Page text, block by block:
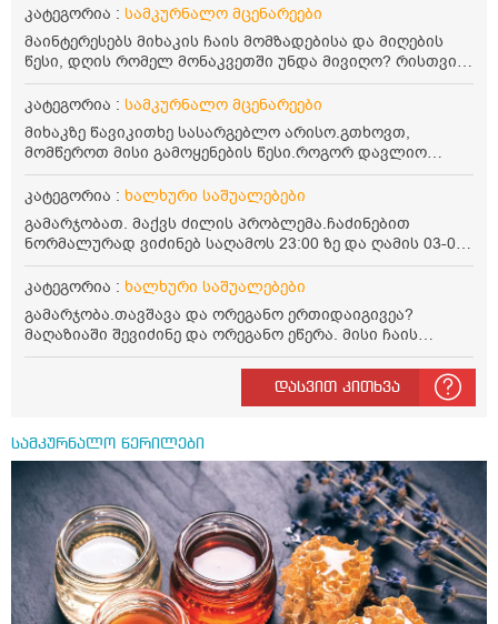
კატეგორია : სამკურნალო მცენარეები
მაინტერესებს მიხაკის ჩაის მომზადებისა და მიღების
წესი, დღის რომელ მონაკვეთში უნდა მივიღო? რისთვის
არის სასარგებლო და უკუჩვენება თუ აქვს
კატეგორია : სამკურნალო მცენარეები
მიხაკზე წავიკითხე სასარგებლო არისო.გთხოვთ,
მომწეროთ მისი გამოყენების წესი.როგორ დავლიო
მიხაკის ჩაი. ასევე მაინტერესებს ლეიკოციტები მაქვს
ოდნავ დაბალი და წავიკითხე ლეიკოციტების დონეს
მაღლა წევსო და ასეა?
კატეგორია : ხალხური საშუალებები
გამარჯობათ. მაქვს ძილის პრობლემა.ჩაძინებით
ნორმალურად ვიძინებ საღამოს 23:00 ზე და ღამის 03-00
ან 04:00 საათზე მეღვიძება და მერე ვერ ვიძინებ
ვერაფრით.რამე ხალხური საშუალება თუ არის ამ
კატეგორია : ხალხური საშუალებები
გამარჯობა.თავშავა და ორეგანო ერთიდაიგივეა?
მაღაზიაში შევიძინე და ორეგანო ეწერა. მისი ჩაის
დალევის წესი მაინტერესებს.რისთვის არის კარგი?
წავიკითხე რომ: 1 ჭიქა თბილ წყალში ჩავყაროთ 1 ჩაის
კოვზი დაქუცმაცებული და გამხმარი ორეგანო და
მიზანი: ანტიოქსიდანტური და ანთების საწინააღმდეგო
თვისება. სწორია ეს ინფორმაცია? უკუჩვენება რა აქვს
და ბრონქულ ასთმას თუ შველის ორეგანოს ჩაი?
დასვით კითხვა
სამკურნალო წერილები